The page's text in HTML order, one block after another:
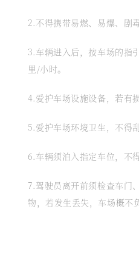
2.不得携带易燃、易爆、剧
3.车辆进入后，按车场的指
里/小时。
4.爱护车场设施设备，若有
5.爱护车场环境卫生，不得
6.车辆须泊入指定车位，不
7.驾驶员离开前须检查车门
物，若发生丢失，车场概不